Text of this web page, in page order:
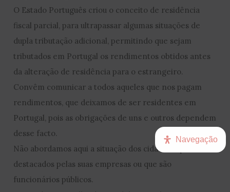
O Estado Português criou o conceito de residência
fiscal parcial, para ultrapassar algumas situações de
dupla tributação adicional, permitindo que sejam
tributados em Portugal os rendimentos obtidos antes
da alteração de residência para o estrangeiro.
Convêm comunicar a todos aqueles que nos pagam
rendimentos, que deixamos de ser residentes em
Portugal, pois as obrigações de uns e outros dependem
desse facto.
Não abordamos aqui a situação dos cidadãos que são
destacados pelas suas empresas ou que são
funcionários públicos.
Navegação